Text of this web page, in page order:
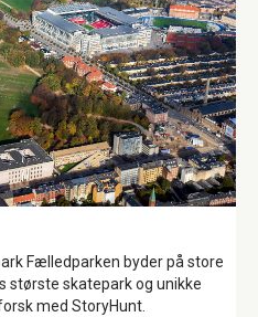
Fælledparken byder på store
største skatepark og unikke
med StoryHunt.